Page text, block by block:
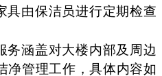
具由保洁员进行定期检查
务涵盖对大楼内部及周边
净管理工作，具体内容如